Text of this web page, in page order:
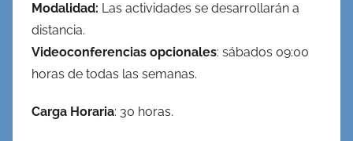
Modalidad: Las actividades se desarrollarán a
distancia.
Videoconferencias opcionales: sábados 09:00
horas de todas las semanas.
Carga Horaria: 30 horas.